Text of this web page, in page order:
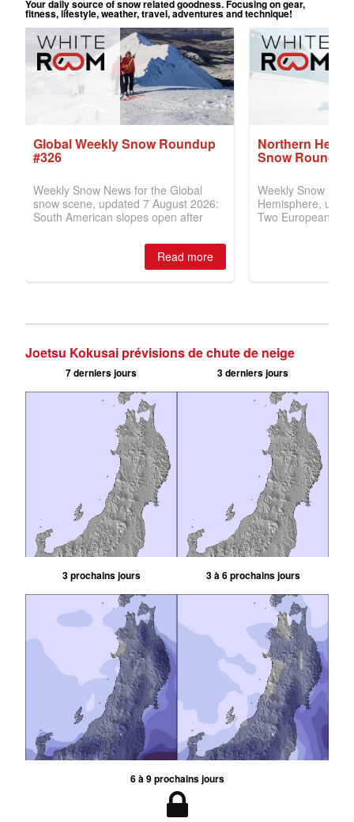
Joetsu Kokusai prévisions de chute de neige
7 derniers jours 3 derniers jours
3 prochains jours 3 à 6 prochains jours
6 à 9 prochains jours